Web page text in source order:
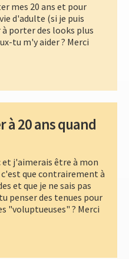
mes 20 ans et pour
d'adulte (si je puis
porter des looks plus
tu m'y aider ? Merci
20 ans quand
et j'aimerais être à mon
que contrairement à
et que je ne sais pas
penser des tenues pour
"voluptueuses" ? Merci